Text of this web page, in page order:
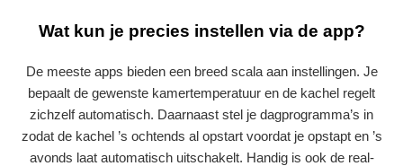
Wat kun je precies instellen via de app?
De meeste apps bieden een breed scala aan instellingen. Je
bepaalt de gewenste kamertemperatuur en de kachel regelt
zichzelf automatisch. Daarnaast stel je dagprogramma’s in
zodat de kachel ’s ochtends al opstart voordat je opstapt en ’s
avonds laat automatisch uitschakelt. Handig is ook de real-